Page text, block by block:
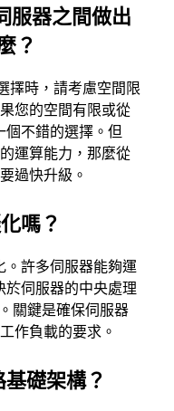
服器之間做出
？
擇時，請考慮空間限
您的空間有限或從
不錯的選擇。但
運算能力，那麼從
過快升級。
嗎？
。許多伺服器能夠運
伺服器的中央處理
關鍵是確保伺服器
作負載的要求。
礎架構？